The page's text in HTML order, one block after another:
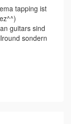
tapping ist
guitars sind
sondern